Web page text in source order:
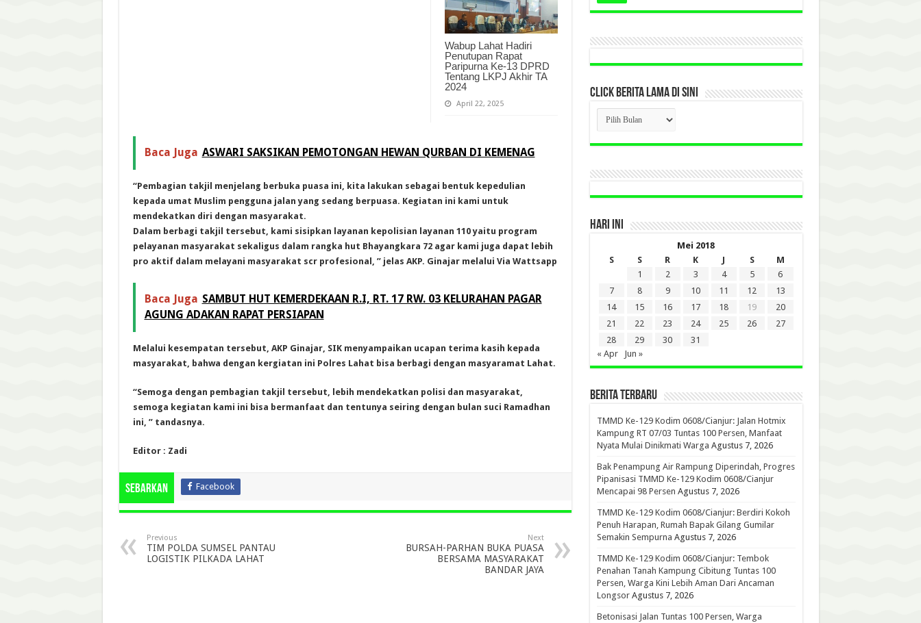
Wabup Lahat Hadiri
Penutupan Rapat
Paripurna Ke-13 DPRD
Tentang LKPJ Akhir TA
2024
April 22, 2025
Baca Juga ASWARI SAKSIKAN PEMOTONGAN HEWAN QURBAN DI KEMENAG
“Pembagian takjil menjelang berbuka puasa ini, kita lakukan sebagai bentuk kepedulian
kepada umat Muslim pengguna jalan yang sedang berpuasa. Kegiatan ini kami untuk
mendekatkan diri dengan masyarakat.
Dalam berbagi takjil tersebut, kami sisipkan layanan kepolisian layanan 110 yaitu program
pelayanan masyarakat sekaligus dalam rangka hut Bhayangkara 72 agar kami juga dapat lebih
pro aktif dalam melayani masyarakat scr profesional, ” jelas AKP. Ginajar melalui Via Wattsapp
Baca Juga SAMBUT HUT KEMERDEKAAN R.I, RT. 17 RW. 03 KELURAHAN PAGAR
AGUNG ADAKAN RAPAT PERSIAPAN
Melalui kesempatan tersebut, AKP Ginajar, SIK menyampaikan ucapan terima kasih kepada
masyarakat, bahwa dengan kergiatan ini Polres Lahat bisa berbagi dengan masyaramat Lahat.
“Semoga dengan pembagian takjil tersebut, lebih mendekatkan polisi dan masyarakat,
semoga kegiatan kami ini bisa bermanfaat dan tentunya seiring dengan bulan suci Ramadhan
ini, ” tandasnya.
Editor : Zadi
Sebarkan Facebook
Previous
TIM POLDA SUMSEL PANTAU
LOGISTIK PILKADA LAHAT
Next
BURSAH-PARHAN BUKA PUASA
BERSAMA MASYARAKAT
BANDAR JAYA
CLICK BERITA LAMA DI SINI
CLICK
BERITA
LAMA
DI
HARI INI
Mei 2018
S
S R K J S
M
1
2 3 4 5
6
7
8 9 10 11 12
13
14
15 16 17 18 19
20
21
22 23 24 25 26
27
28
29 30
31
« Apr
Jun »
BERITA TERBARU
TMMD Ke-129 Kodim 0608/Cianjur: Jalan Hotmix
Kampung RT 07/03 Tuntas 100 Persen, Manfaat
Nyata Mulai Dinikmati Warga Agustus 7, 2026
Bak Penampung Air Rampung Diperindah, Progres
Pipanisasi TMMD Ke-129 Kodim 0608/Cianjur
Mencapai 98 Persen Agustus 7, 2026
TMMD Ke-129 Kodim 0608/Cianjur: Berdiri Kokoh
Penuh Harapan, Rumah Bapak Gilang Gumilar
Semakin Sempurna Agustus 7, 2026
TMMD Ke-129 Kodim 0608/Cianjur: Tembok
Penahan Tanah Kampung Cibitung Tuntas 100
Persen, Warga Kini Lebih Aman Dari Ancaman
Longsor Agustus 7, 2026
Betonisasi Jalan Tuntas 100 Persen, Warga